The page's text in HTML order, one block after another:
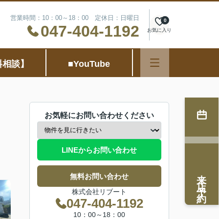
営業時間：10：00～18：00 定休日：日曜日
047-404-1192 お気に入り
0
談】 ■YouTube
お気軽にお問い合わせください
LINEからお問い合わせ
無料お問い合わせ
株式会社リブート
047-404-1192
10：00～18：00
来店予約